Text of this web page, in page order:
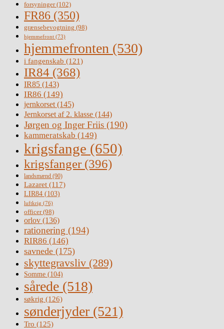
forsyninger(102)
FR86 (350)
grænsebevogtning (98)
hjemmefront (73)
hjemmefronten (530)
i fangenskab (121)
IR84 (368)
IR85 (143)
IR86 (149)
jernkorset(145)
Jernkorset af 2. klasse (144)
Jørgen og Inger Friis (190)
kammeratskab (149)
krigsfange (650)
krigsfanger (396)
landsmænd (90)
Lazaret (117)
LIR84 (103)
luftkrig (76)
officer(98)
orlov (136)
rationering (194)
RIR86 (146)
savnede (175)
skyttegravsliv (289)
Somme (104)
sårede (518)
søkrig (126)
sønderjyder (521)
Tro (125)